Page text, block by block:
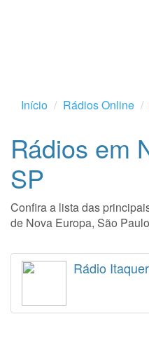
Início Rádios Online
Rádios em
SP
Confira a lista das
de Nova Europa, São
Rádio